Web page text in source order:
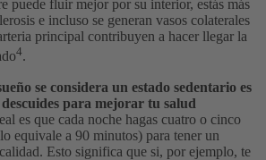
puede fluir mejor por su interior, estás más
e incluso se generan vasos colaterales
principal contribuyen a hacer llegar la
4.
se considera un estado sedentario es
para mejorar tu salud
es que cada noche hagas cuatro o cinco
equivale a 90 minutos) para tener un
Esto significa que si, por ejemplo, te